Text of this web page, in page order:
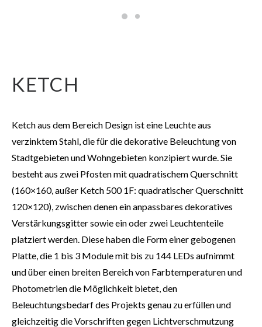
KETCH
Ketch aus dem Bereich Design ist eine Leuchte aus
verzinktem Stahl, die für die dekorative Beleuchtung von
Stadtgebieten und Wohngebieten konzipiert wurde. Sie
besteht aus zwei Pfosten mit quadratischem Querschnitt
(160×160, außer Ketch 500 1F: quadratischer Querschnitt
120×120), zwischen denen ein anpassbares dekoratives
Verstärkungsgitter sowie ein oder zwei Leuchtenteile
platziert werden. Diese haben die Form einer gebogenen
Platte, die 1 bis 3 Module mit bis zu 144 LEDs aufnimmt
und über einen breiten Bereich von Farbtemperaturen und
Photometrien die Möglichkeit bietet, den
Beleuchtungsbedarf des Projekts genau zu erfüllen und
gleichzeitig die Vorschriften gegen Lichtverschmutzung